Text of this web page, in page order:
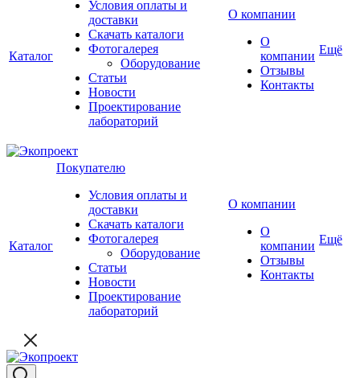
Каталог
Условия оплаты и
доставки
Скачать каталоги
Фотогалерея
Оборудование
Статьи
Новости
Проектирование
лабораторий
О компании
О
компании
Отзывы
Контакты
Ещё
Каталог
Покупателю
Условия оплаты и
доставки
Скачать каталоги
Фотогалерея
Оборудование
Статьи
Новости
Проектирование
лабораторий
О компании
О
компании
Отзывы
Контакты
Ещё